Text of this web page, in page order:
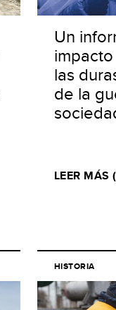
Un
las
de la
LEER MÁS
HISTORIA